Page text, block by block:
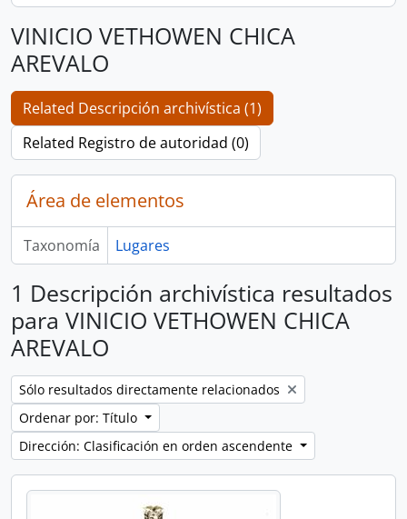
VINICIO VETHOWEN CHICA
AREVALO
Related Descripción archivística (1)
Related Registro de autoridad (0)
Área de elementos
Taxonomía Lugares
1 Descripción archivística resultados
para VINICIO VETHOWEN CHICA
AREVALO
Remove filter:
Sólo resultados directamente relacionados
Ordenar por: Título
Dirección: Clasificación en orden ascendente